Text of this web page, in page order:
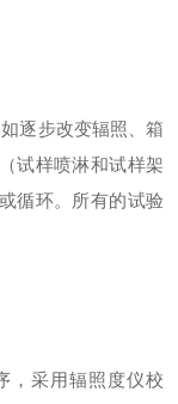
逐步改变辐照、箱
试样喷淋和试样架
循环。所有的试验
，采用辐照度仪校